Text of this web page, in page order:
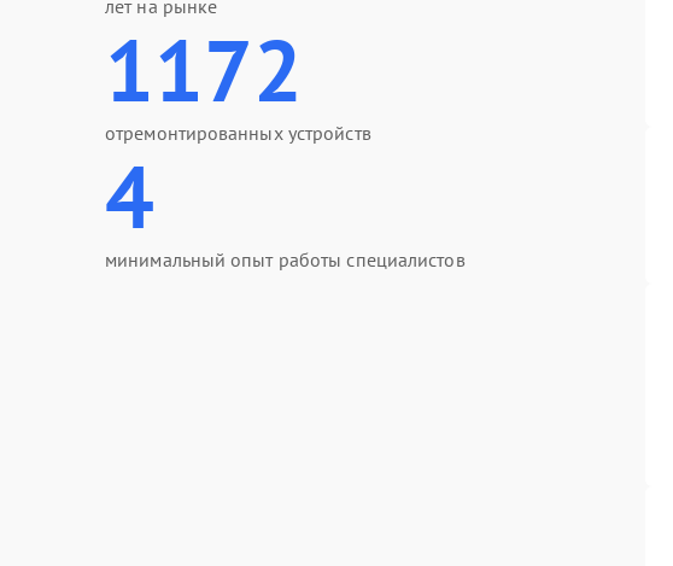
лет на рынке
1172
отремонтированных устройств
4
минимальный опыт работы специалистов